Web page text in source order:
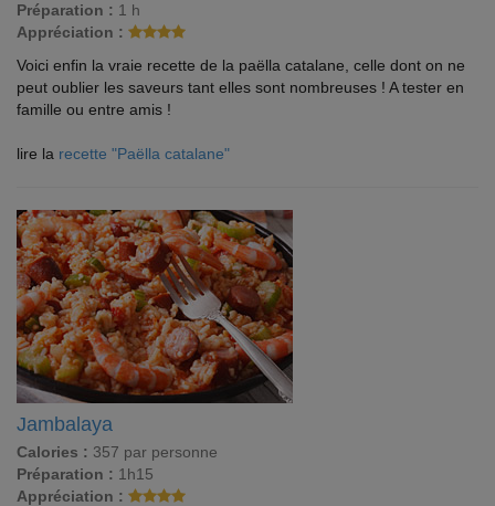
Préparation : 1 h
Appréciation :
Voici enfin la vraie recette de la paëlla catalane, celle dont on ne
peut oublier les saveurs tant elles sont nombreuses ! A tester en
famille ou entre amis !
lire la recette "Paëlla catalane"
Jambalaya
Calories : 357 par personne
Préparation : 1h15
Appréciation :